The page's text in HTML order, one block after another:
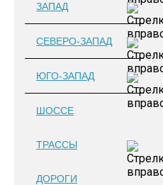
ЗАПАД
СЕВЕРО-ЗАПАД
ЮГО-ЗАПАД
ШОССЕ
ТРАССЫ
ДОРОГИ